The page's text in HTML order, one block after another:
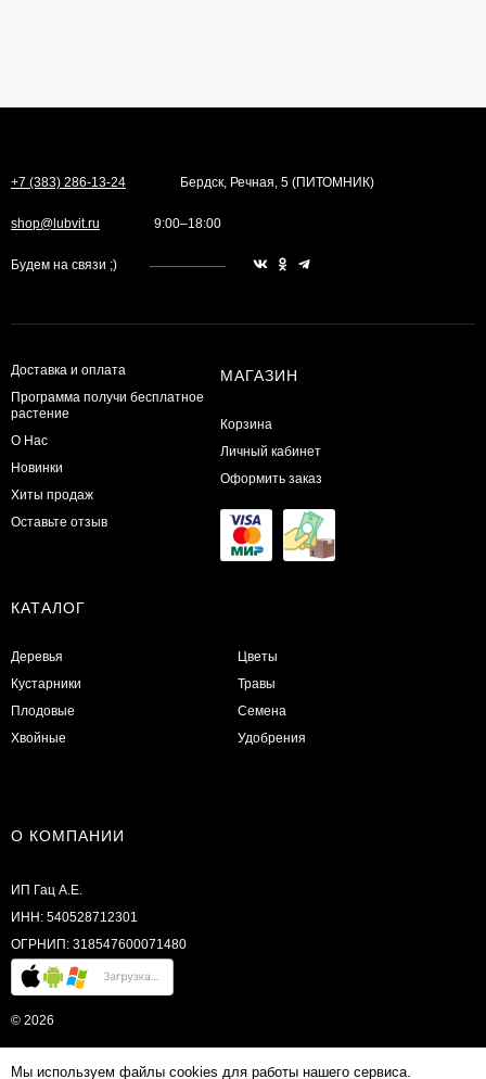
Мы используем файлы cookies для работы нашего сервиса.
+7 (383) 286-13-24 Бердск, Речная, 5 (ПИТОМНИК)
shop@lubvit.ru 9:00–18:00
Будем на связи ;)
Доставка и оплата
Программа получи бесплатное
растение
О Нас
Новинки
Хиты продаж
Оставьте отзыв
МАГАЗИН
Корзина
Личный кабинет
Оформить заказ
КАТАЛОГ
Деревья
Кустарники
Плодовые
Хвойные
Цветы
Травы
Семена
Удобрения
О КОМПАНИИ
ИП Гац А.Е.
ИНН: 540528712301
ОГРНИП: 318547600071480
© 2026